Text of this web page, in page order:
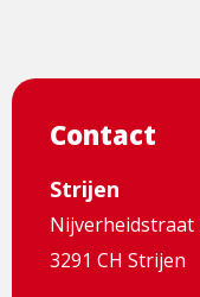
Contact
Strijen
Nijverheidstraat
3291 CH Strijen